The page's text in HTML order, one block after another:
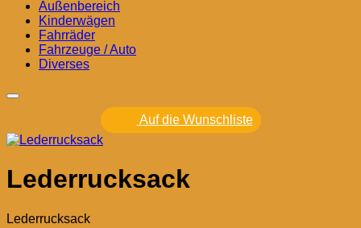
Außenbereich
Kinderwägen
Fahrräder
Fahrzeuge / Auto
Diverses
Auf die Wunschliste
Lederrucksack
Lederrucksack